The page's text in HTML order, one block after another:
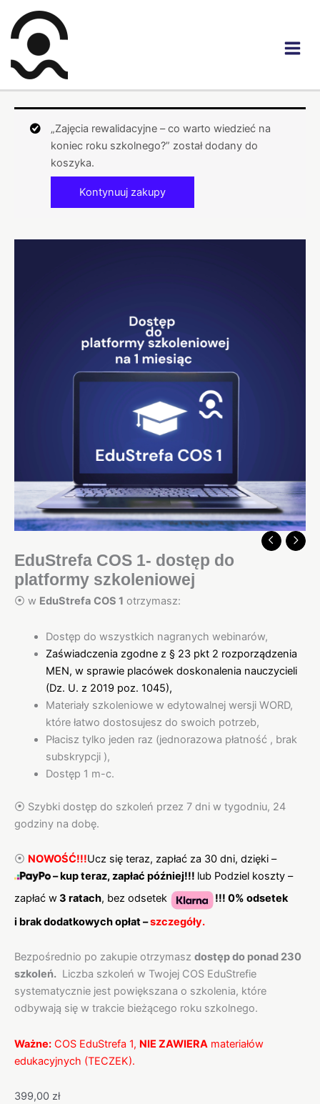
Przejdź
treści
„Zajęcia rewalidacyjne – co warto wiedzieć na
koniec roku szkolnego?” został dodany do
koszyka.
Kontynuuj zakupy
EduStrefa COS 1- dostęp do
platformy szkoleniowej
⦿ w EduStrefa COS 1 otrzymasz:
Dostęp do wszystkich nagranych webinarów,
Zaświadczenia zgodne z § 23 pkt 2 rozporządzenia
MEN, w sprawie placówek doskonalenia nauczycieli
(Dz. U. z 2019 poz. 1045),
Materiały szkoleniowe w edytowalnej wersji WORD,
które łatwo dostosujesz do swoich potrzeb,
Płacisz tylko jeden raz (jednorazowa płatność , brak
subskrypcji ),
Dostęp 1 m-c.
⦿ Szybki dostęp do szkoleń przez 7 dni w tygodniu, 24
godziny na dobę.
⦿ NOWOŚĆ!!!Ucz się teraz, zapłać za 30 dni, dzięki –
–kup teraz, zapłać później!!! lub Podziel koszty –
zapłać w3 ratach, bez odsetek
!!! 0% odsetek
i brak dodatkowych opłat –szczegóły.
Bezpośrednio po zakupie otrzymasz dostęp do ponad 230
szkoleń. Liczba szkoleń w Twojej COS EduStrefie
systematycznie jest powiększana o szkolenia, które
odbywają się w trakcie bieżącego roku szkolnego.
Ważne: COS EduStrefa 1, NIE ZAWIERA materiałów
edukacyjnych (TECZEK).
399,00 zł